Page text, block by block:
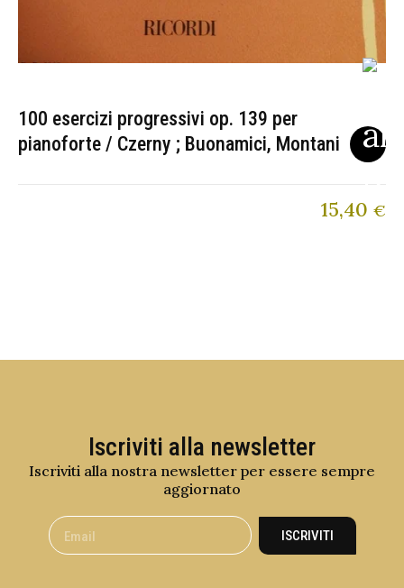
100 esercizi progressivi op. 139 per
pianoforte / Czerny ; Buonamici, Montani
15,40 €
Iscriviti alla newsletter
Iscriviti alla nostra newsletter per essere sempre
aggiornato
ISCRIVITI